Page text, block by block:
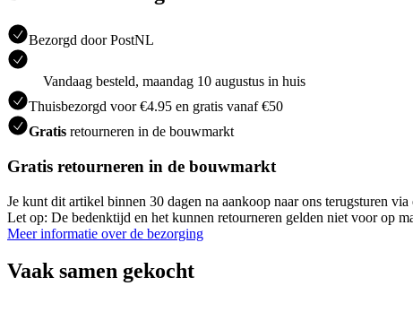
Bezorgd door PostNL
Vandaag besteld, maandag 10 augustus in huis
Thuisbezorgd voor €4.95 en gratis vanaf €50
Gratis retourneren in de bouwmarkt
Gratis retourneren in de bouwmarkt
Je kunt dit artikel binnen 30 dagen na aankoop naar ons terugsturen
Let op: De bedenktijd en het kunnen retourneren gelden niet voor op
Meer informatie over de bezorging
Vaak samen gekocht